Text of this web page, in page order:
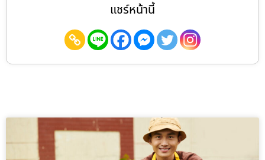
แชร์หน้านี้